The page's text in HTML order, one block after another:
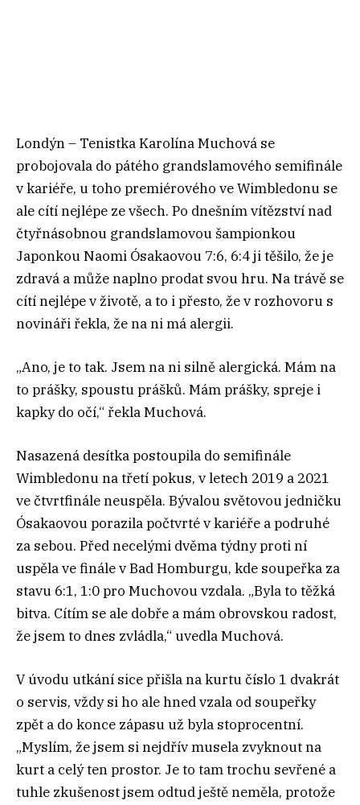
Londýn – Tenistka Karolína Muchová se
probojovala do pátého grandslamového semifinále
v kariéře, u toho premiérového ve Wimbledonu se
ale cítí nejlépe ze všech. Po dnešním vítězství nad
čtyřnásobnou grandslamovou šampionkou
Japonkou Naomi Ósakaovou 7:6, 6:4 ji těšilo, že je
zdravá a může naplno prodat svou hru. Na trávě se
cítí nejlépe v životě, a to i přesto, že v rozhovoru s
novináři řekla, že na ni má alergii.
„Ano, je to tak. Jsem na ni silně alergická. Mám na
to prášky, spoustu prášků. Mám prášky, spreje i
kapky do očí,“ řekla Muchová.
Nasazená desítka postoupila do semifinále
Wimbledonu na třetí pokus, v letech 2019 a 2021
ve čtvrtfinále neuspěla. Bývalou světovou jedničku
Ósakaovou porazila počtvrté v kariéře a podruhé
za sebou. Před necelými dvěma týdny proti ní
uspěla ve finále v Bad Homburgu, kde soupeřka za
stavu 6:1, 1:0 pro Muchovou vzdala. „Byla to těžká
bitva. Cítím se ale dobře a mám obrovskou radost,
že jsem to dnes zvládla,“ uvedla Muchová.
V úvodu utkání sice přišla na kurtu číslo 1 dvakrát
o servis, vždy si ho ale hned vzala od soupeřky
zpět a do konce zápasu už byla stoprocentní.
„Myslím, že jsem si nejdřív musela zvyknout na
kurt a celý ten prostor. Je to tam trochu sevřené a
tuhle zkušenost jsem odtud ještě neměla, protože